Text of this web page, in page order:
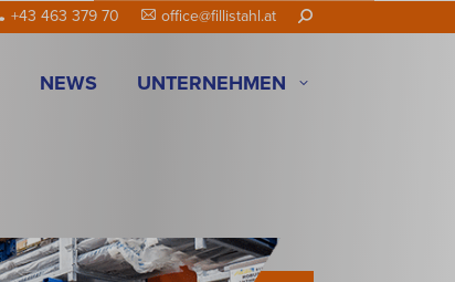
+43 463 379 70 office@fillistahl.at Search:
NEWS UNTERNEHMEN